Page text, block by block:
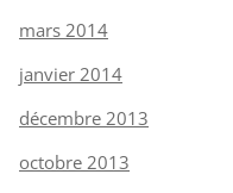
mars 2014
janvier 2014
décembre 2013
octobre 2013